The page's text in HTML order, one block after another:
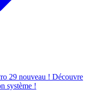
29 nouveau ! Découvre
système !